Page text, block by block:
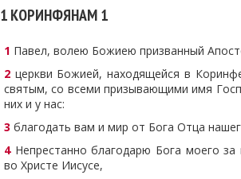
1 КОРИНФЯНАМ 1
1 Павел, волею Божиею призванный
2 церкви Божией, находящейся в
святым, со всеми призывающими имя
них и у нас:
3 благодать вам и мир от Бога Отца
4Непрестанно благодарю Бога моего
во Христе Иисусе,